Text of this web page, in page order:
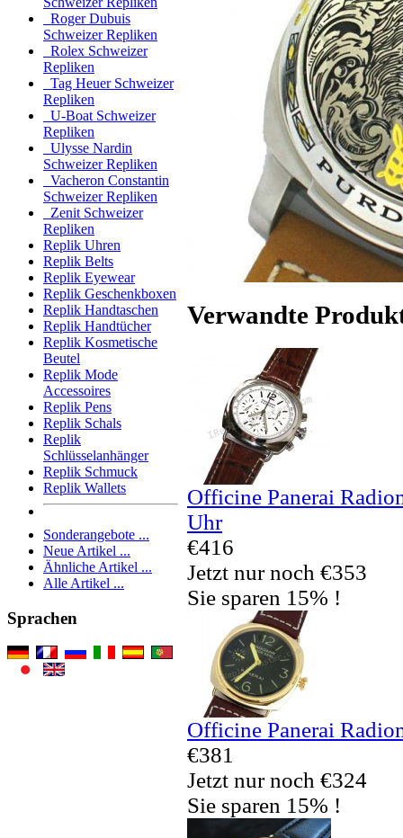
Roger Dubuis
Schweizer Repliken
Rolex Schweizer
Repliken
Tag Heuer Schweizer
Repliken
U-Boat Schweizer
Repliken
Ulysse Nardin
Schweizer Repliken
Vacheron Constantin
Schweizer Repliken
Zenit Schweizer
Repliken
Replik Uhren
Replik Belts
Replik Eyewear
Replik Geschenkboxen
Replik Handtaschen
Replik Handtücher
Replik Kosmetische
Beutel
Replik Mode
Accessoires
Replik Pens
Replik Schals
Replik
Schlüsselanhänger
Replik Schmuck
Replik Wallets
Sonderangebote ...
Neue Artikel ...
Ähnliche Artikel ...
Alle Artikel ...
Sprachen
Verwandte
Officine Panerai
Uhr
€416
Jetzt nur noch €353
Sie sparen 15% !
Officine Panerai
€381
Jetzt nur noch €324
Sie sparen 15% !